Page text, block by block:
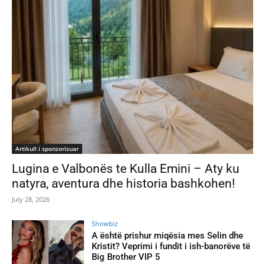
Artikull i sponzorizuar
Lugina e Valbonës te Kulla Emini – Aty ku
natyra, aventura dhe historia bashkohen!
July 28, 2026
Showbiz
A është prishur miqësia mes Selin dhe
Kristit? Veprimi i fundit i ish-banorëve të
Big Brother VIP 5